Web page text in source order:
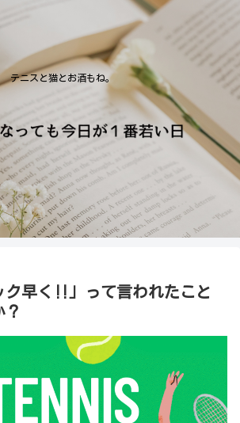
テニスと猫とお酒もね。
ク早く‼️」って言われたこと
？